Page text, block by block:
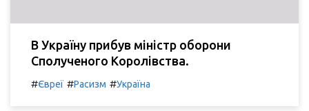
В Україну прибув міністр оборони
Сполученого Королівства.
#Євреї #Расизм #Україна